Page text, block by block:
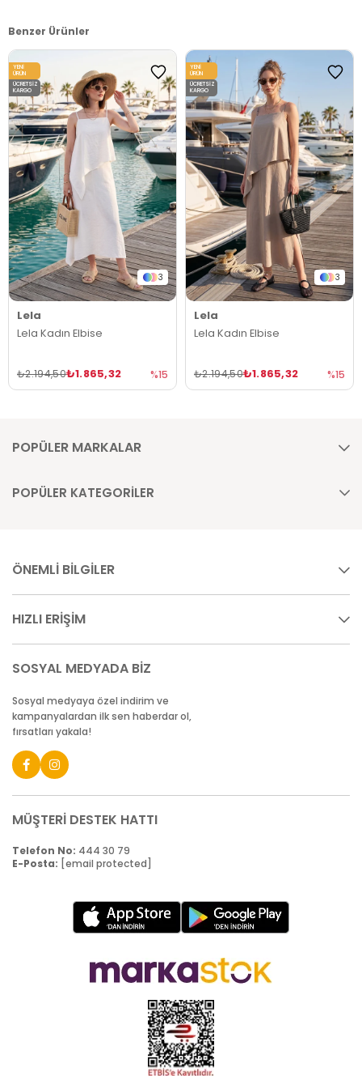
Benzer Ürünler
3
Lela
Lela Kadın Elbise
₺1.865,32
₺2.194,50 %15
YENI
ÜRÜN
ÜCRETSIZ
KARGO
3
Lela
Lela Kadın Elbise
₺1.865,32
₺2.194,50 %15
YENI
ÜRÜN
ÜCRETSIZ
KARGO
POPÜLER MARKALAR
POPÜLER KATEGORİLER
ÖNEMLİ BİLGİLER
HIZLI ERİŞİM
SOSYAL MEDYADA BİZ
Sosyal medyaya özel indirim ve
kampanyalardan ilk sen haberdar ol,
fırsatları yakala!
MÜŞTERİ DESTEK HATTI
Telefon No: 444 30 79
E-Posta: [email protected]